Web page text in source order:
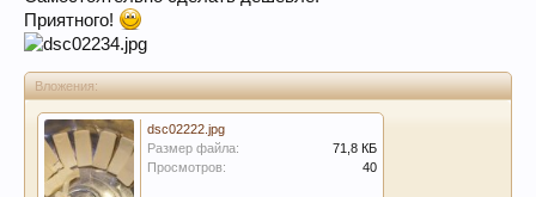
Приятного!
Вложения:
dsc02222.jpg
Размер файла:
71,8 КБ
Просмотров:
40